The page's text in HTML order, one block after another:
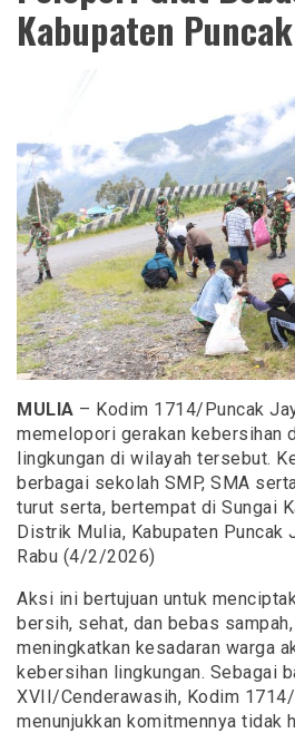
Kabupaten
MULIA – Kodim 1714/Puncak
memelopori gerakan kebersihan
lingkungan di wilayah tersebut.
berbagai sekolah SMP, SMA
turut serta, bertempat di Sungai
Distrik Mulia, Kabupaten Puncak
Rabu (4/2/2026)
Aksi ini bertujuan untuk
bersih, sehat, dan bebas
meningkatkan kesadaran warga
kebersihan lingkungan. Sebagai
XVII/Cenderawasih, Kodim
menunjukkan komitmennya tidak